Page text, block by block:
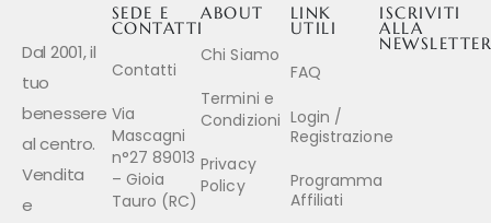
Dal 2001, il
tuo
benessere
al centro.
Vendita
e
LINK
UTILI
FAQ
Login /
Registrazione
Programma
Affiliati
ABOUT
Chi Siamo
Termini e
Condizioni
Privacy
Policy
SEDE E
CONTATTI
Contatti
Via
Mascagni
n°27 89013
– Gioia
Tauro (RC)
ISCRIVITI
ALLA